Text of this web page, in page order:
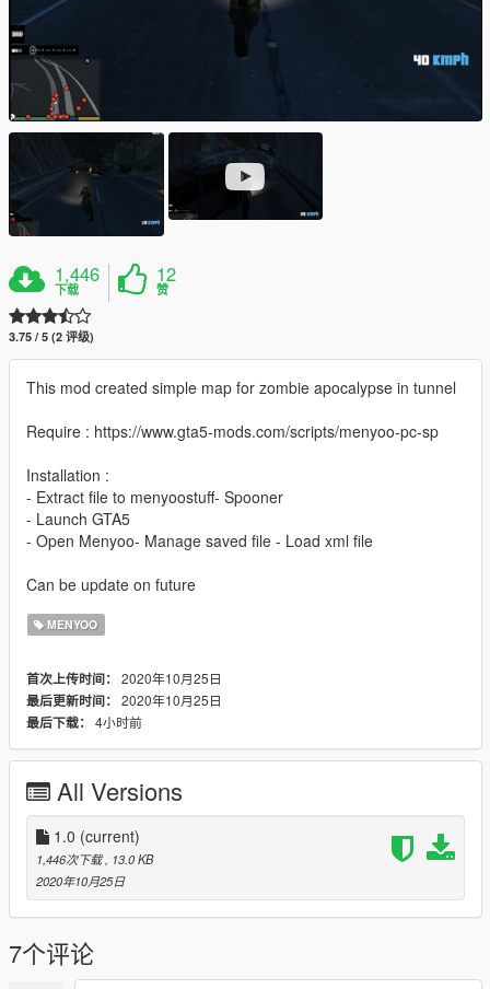
1,446
下载
12
赞
3.75 / 5 (2 评级)
This mod created simple map for zombie apocalypse in tunnel
Require : https://www.gta5-mods.com/scripts/menyoo-pc-sp
Installation :
- Extract file to menyoostuff- Spooner
- Launch GTA5
- Open Menyoo- Manage saved file - Load xml file
Can be update on future
MENYOO
首次上传时间： 2020年10月25日
最后更新时间： 2020年10月25日
最后下载： 4小时前
All Versions
1.0 (current)
1,446次下载 , 13.0 KB
2020年10月25日
7个评论